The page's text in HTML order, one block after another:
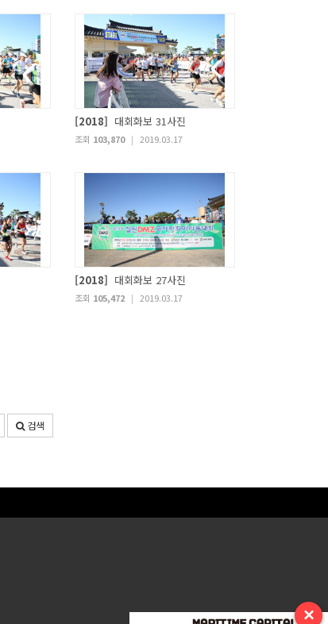
[2018] 대회화보 31사진
조회 103,870 | 2019.03.17
[2018] 대회화보 27사진
조회 105,472 | 2019.03.17
검색
×